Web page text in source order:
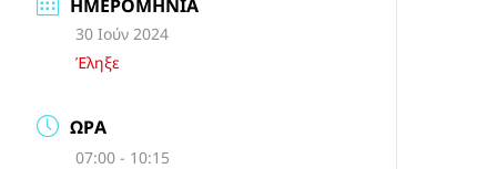
ΗΜΕΡΟΜΗΝΊΑ
30 Ιούν 2024
Έληξε
ΏΡΑ
07:00 - 10:15